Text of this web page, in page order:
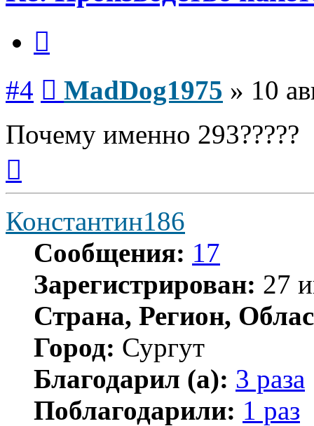
#4 MadDog1975 » 10
Почему именно 293?????
началу
Константин186
Сообщения: 17
Зарегистрирован: 27
Страна, Регион,
Город: Сургут
Благодарил (а): 3 раза
Поблагодарили: 1 раз